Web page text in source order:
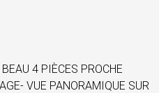
4 PIÈCES PROCHE
VUE PANORAMIQUE SUR